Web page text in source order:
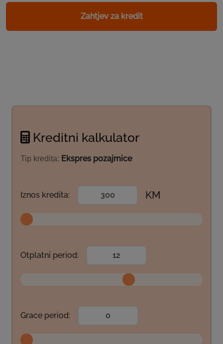
Zahtjev za kredit
Kreditni kalkulator
Tip kredita: Ekspres pozajmice
Iznos kredita: KM
Otplatni period:
Grace period: